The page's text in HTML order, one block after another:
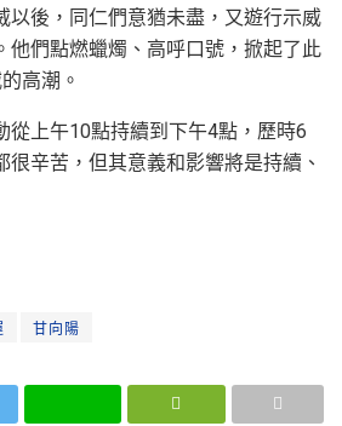
以後，同仁們意猶未盡，又遊行示威
他們點燃蠟燭、高呼口號，掀起了此
高潮。
從上午10點持續到下午4點，歷時6
辛苦，但其意義和影響將是持續、
甘向陽